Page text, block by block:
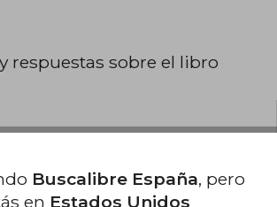
respuestas sobre el libro
Buscalibre España, pero
en Estados Unidos